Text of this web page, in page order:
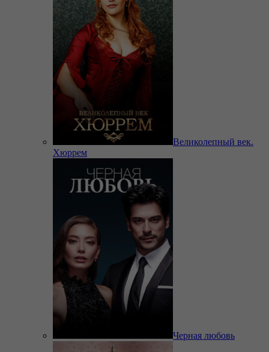
Великолепный век.
Хюррем
Черная любовь